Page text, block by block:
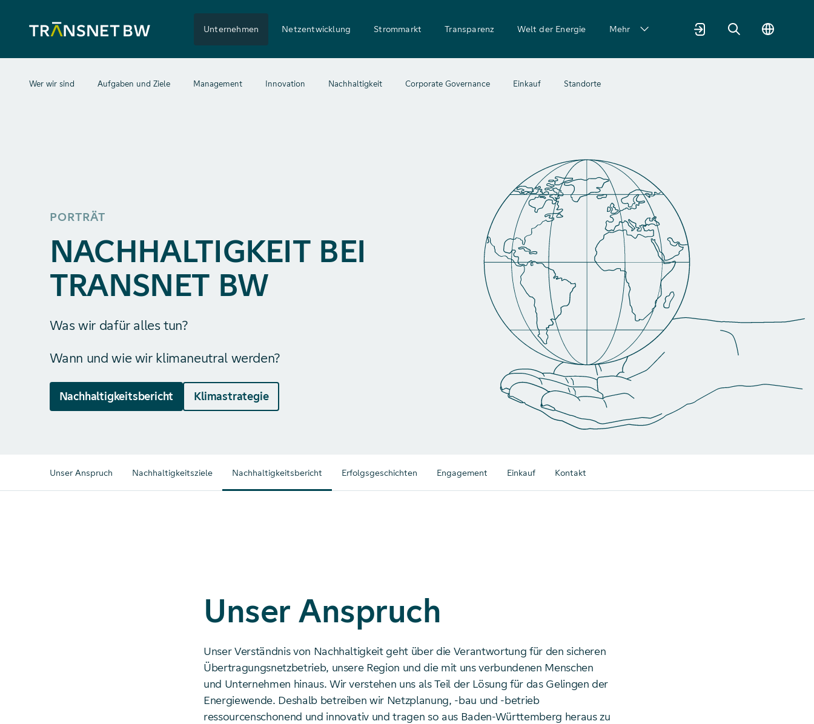
Unternehmen Netzentwicklung Strommarkt Transparenz Welt der Energie Mehr
Wer wir sind Aufgaben und Ziele Management Innovation Nachhaltigkeit Corporate Governance Einkauf Standorte
PORTRÄT
NACHHALTIGKEIT BEI
TRANSNET BW
Was wir dafür alles tun?
Wann und wie wir klimaneutral werden?
Nachhaltigkeitsbericht Klimastrategie
Unser Anspruch Nachhaltigkeitsziele Nachhaltigkeitsbericht Erfolgsgeschichten Engagement Einkauf Kontakt
Unser Anspruch
Unser Verständnis von Nachhaltigkeit geht über die Verantwortung für den sicheren
Übertragungsnetzbetrieb, unsere Region und die mit uns verbundenen Menschen
und Unternehmen hinaus. Wir verstehen uns als Teil der Lösung für das Gelingen der
Energiewende. Deshalb betreiben wir Netzplanung, -bau und -betrieb
ressourcenschonend und innovativ und tragen so aus Baden-Württemberg heraus zu